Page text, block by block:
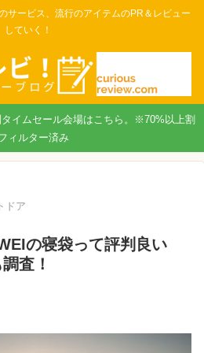
サービス、流行のアイテムのPR＆レビュー
していく！
タイムセール会場はこちら。※70%以上割
ィルター済み
ドア
の寝袋って評判良い
査！